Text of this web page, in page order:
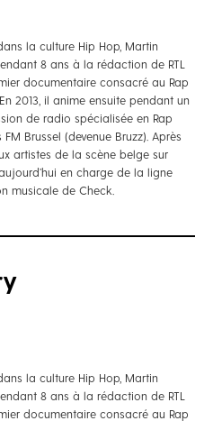
la culture Hip Hop, Martin
8 ans à la rédaction de RTL
documentaire consacré au Rap
2013, il anime ensuite pendant un
de radio spécialisée en Rap
Brussel (devenue Bruzz). Après
artistes de la scène belge sur
en charge de la ligne
musicale de Check.
la culture Hip Hop, Martin
8 ans à la rédaction de RTL
documentaire consacré au Rap